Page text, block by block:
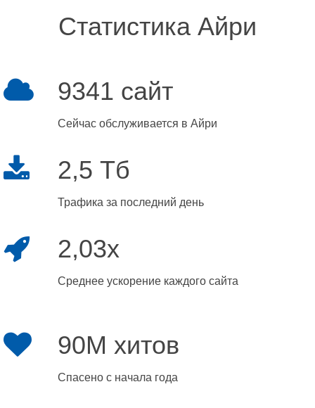
Статистика Айри
9341 сайт
Сейчас обслуживается в Айри
2,5 Тб
Трафика за последний день
2,03x
Среднее ускорение каждого сайта
90M хитов
Спасено с начала года